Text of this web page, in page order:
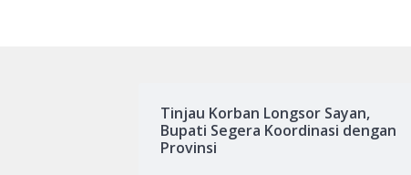
Tinjau Korban Longsor Sayan,
Bupati Segera Koordinasi dengan
Provinsi